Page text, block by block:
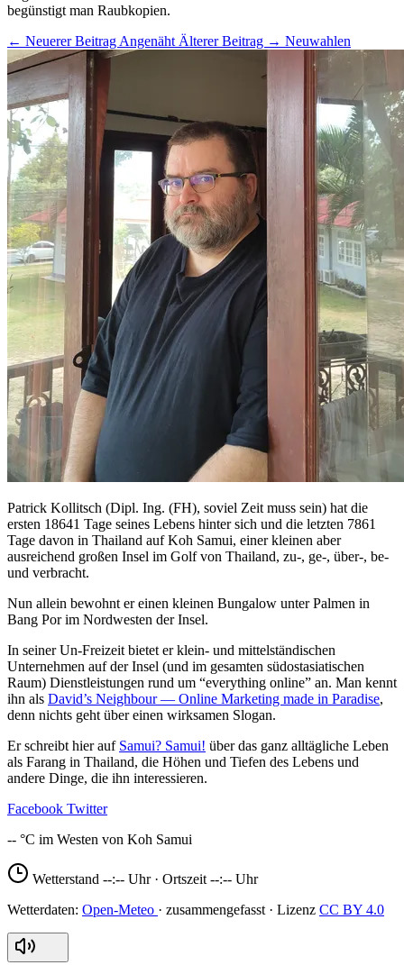
begünstigt man Raubkopien.
← Neuerer Beitrag Angenäht Älterer Beitrag → Neuwahlen
Patrick Kollitsch (Dipl. Ing. (FH), soviel Zeit muss sein) hat die
ersten 18641 Tage seines Lebens hinter sich und die letzten 7861
Tage davon in Thailand auf Koh Samui, einer kleinen aber
ausreichend großen Insel im Golf von Thailand, zu-, ge-, über-, be-
und verbracht.
Nun allein bewohnt er einen kleinen Bungalow unter Palmen in
Bang Por im Nordwesten der Insel.
In seiner Un-Freizeit bietet er klein- und mittelständischen
Unternehmen auf der Insel (und im gesamten südostasiatischen
Raum) Dienstleistungen rund um “everything online” an. Man kennt
ihn als David’s Neighbour — Online Marketing made in Paradise,
denn nichts geht über einen wirksamen Slogan.
Er schreibt hier auf Samui? Samui! über das ganz alltägliche Leben
als Farang in Thailand, die Höhen und Tiefen des Lebens und
andere Dinge, die ihn interessieren.
Facebook Twitter
--
Wetterstand --:-- Uhr · Ortszeit --:-- Uhr
Open-Meteo
CC BY 4.0